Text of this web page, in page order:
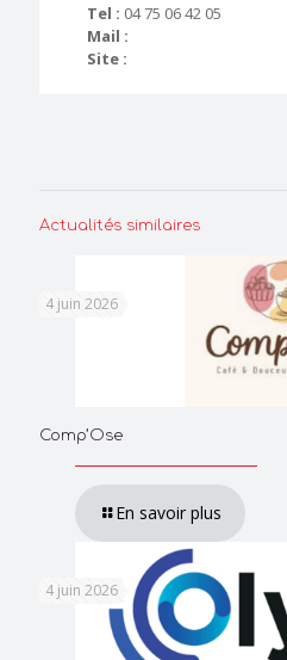
Tel : 04 75 06 42 05
Mail :
Site :
Actualités similaires
4 juin 2026
Comp’Ose
En savoir plus
4 juin 2026